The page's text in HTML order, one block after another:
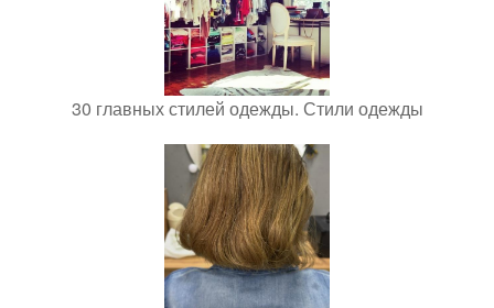
30 главных стилей одежды. Стили одежды